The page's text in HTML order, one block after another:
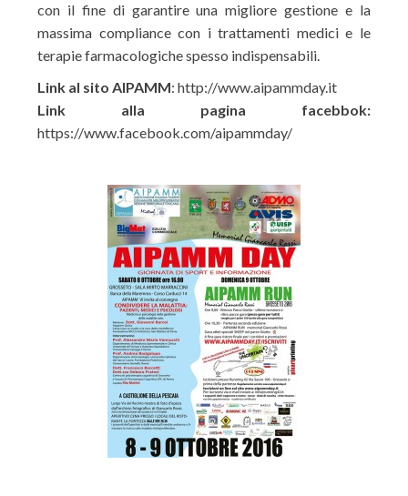
con il fine di garantire una migliore gestione e la
massima compliance con i trattamenti medici e le
terapie farmacologiche spesso indispensabili.
Link al sito AIPAMM: http://www.aipammday.it
Link alla pagina facebbok:
https://www.facebook.com/aipammday/